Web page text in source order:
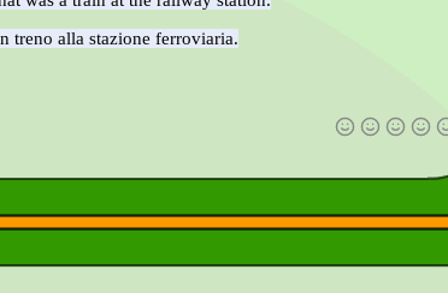
treno alla stazione ferroviaria.